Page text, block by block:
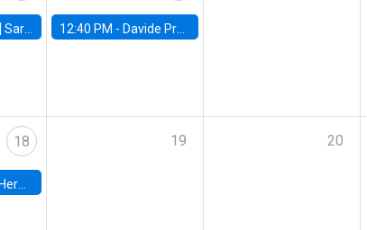
University 12:40 PM - Davide Proserpio, Marshall School of Business
18
State
19 20